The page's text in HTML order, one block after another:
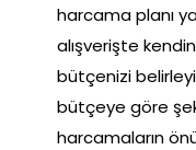
harcama planı
alışverişte
bütçenizi
bütçeye göre
harcamaların